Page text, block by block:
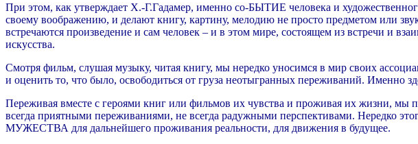
При этом, как утверждает Х.-Г.Гадамер, именно со-БЫТИЕ человека и
своему воображению, и делают книгу, картину, мелодию не просто предметом или
встречаются произведение и сам человек – и в этом мире, состоящем из встречи и
искусства.
Смотря фильм, слушая музыку, читая книгу, мы нередко уносимся в мир своих
и оценить то, что было, освободиться от груза неотыгранных переживаний. Именно
Переживая вместе с героями книг или фильмов их чувства и проживая их жизни, мы
всегда приятными переживаниями, не всегда радужными перспективами. Нередко
МУЖЕСТВА для дальнейшего проживания реальности, для движения в будущее.